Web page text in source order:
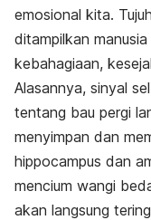
emosional kita.
ditampilkan
kebahagiaan,
Alasannya, sinyal
tentang bau pergi
menyimpan dan
hippocampus dan
mencium wangi
akan langsung